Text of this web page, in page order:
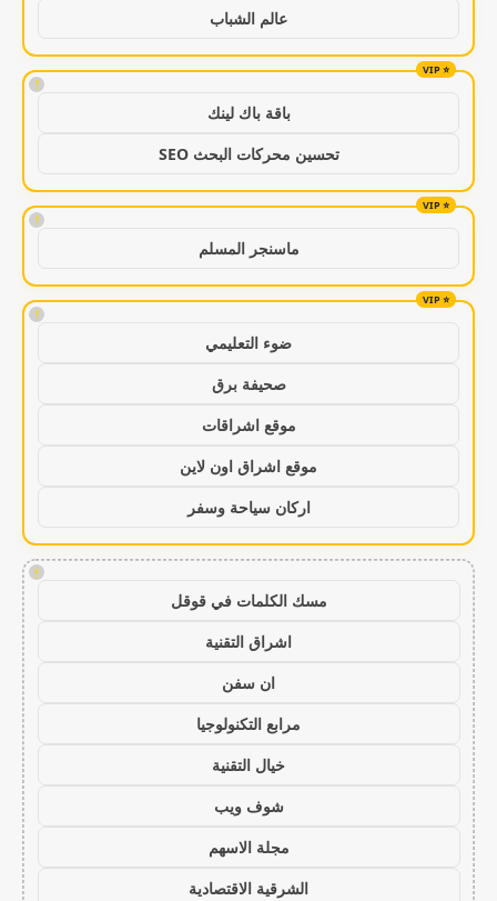
عالم الشباب
!
باقة باك لينك
تحسين محركات البحث SEO
!
ماسنجر المسلم
!
ضوء التعليمي
صحيفة برق
موقع اشراقات
موقع اشراق اون لاين
اركان سياحة وسفر
!
مسك الكلمات في قوقل
اشراق التقنية
ان سفن
مرابع التكنولوجيا
خيال التقنية
شوف ويب
مجلة الاسهم
الشرقية الاقتصادية